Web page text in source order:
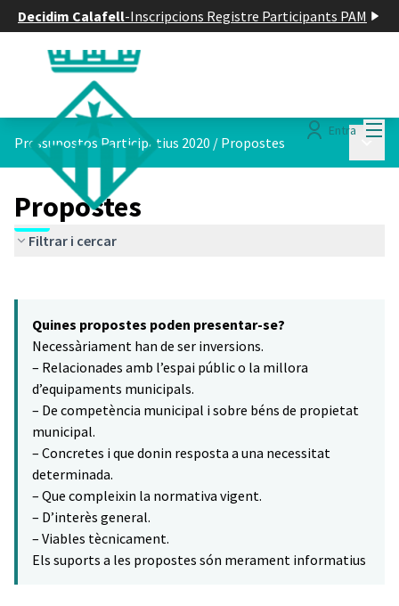
Decidim Calafell-Inscripcions Registre Participants PAM
Entra
Pressupostos Participatius 2020 / Propostes
Propostes
Filtrar i cercar
−
Quines propostes poden presentar-se?
Necessàriament han de ser inversions.
– Relacionades amb l’espai públic o la millora
d’equipaments municipals.
– De competència municipal i sobre béns de propietat
municipal.
– Concretes i que donin resposta a una necessitat
determinada.
– Que compleixin la normativa vigent.
– D’interès general.
– Viables tècnicament.
Els suports a les propostes són merament informatius